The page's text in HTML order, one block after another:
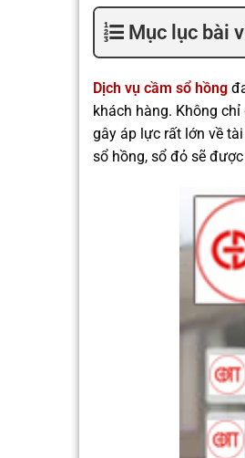
Mục lục bài
Dịch vụ cầm sổ hồng
khách hàng. Không
gây áp lực rất lớn về
sổ hồng, sổ đỏ sẽ